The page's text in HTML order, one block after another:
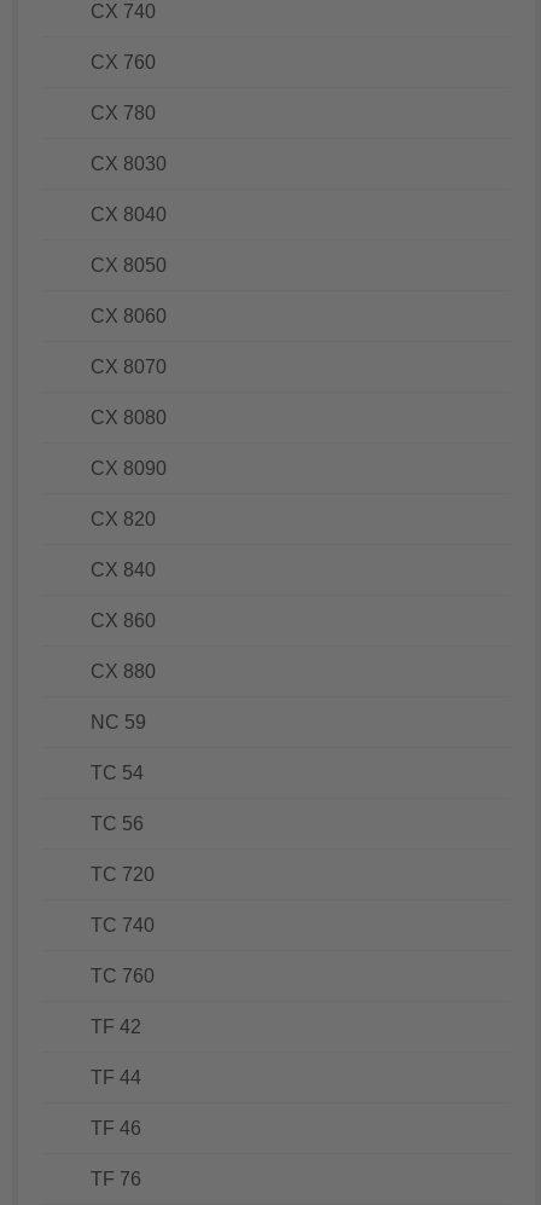
CX 740
CX 760
CX 780
CX 8030
CX 8040
CX 8050
CX 8060
CX 8070
CX 8080
CX 8090
CX 820
CX 840
CX 860
CX 880
NC 59
TC 54
TC 56
TC 720
TC 740
TC 760
TF 42
TF 44
TF 46
TF 76